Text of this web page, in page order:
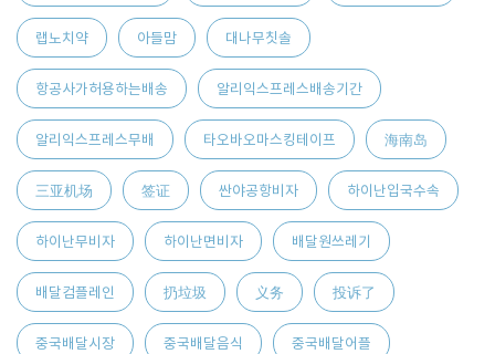
랩노치약 아들맘 대나무칫솔
항공사가허용하는배송 알리익스프레스배송기간
알리익스프레스무배 타오바오마스킹테이프 海南岛
三亚机场 签证 싼야공항비자 하이난입국수속
하이난무비자 하이난면비자 배달원쓰레기
배달컴플레인 扔垃圾 义务 投诉了
중국배달시장 중국배달음식 중국배달어플